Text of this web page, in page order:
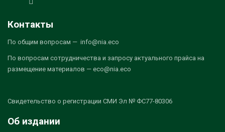
Контакты
По общим вопросам — info@nia.eco
По вопросам сотрудничества и запросу актуального прайса на
размещение материалов — eco@nia.eco
Свидетельство о регистрации СМИ Эл № ФС77-80306
Об издании